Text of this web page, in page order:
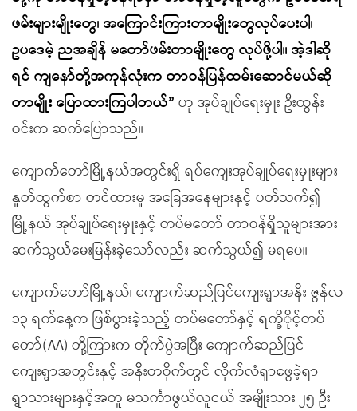
ဖမ်းများမျိုးတွေ၊ အကြောင်းကြားတာမျိုးတွေလုပ်ပေးပါ၊
ဥပဒေမဲ့ ညအချိန် မတော်ဖမ်းတာမျိုးတွေ လုပ်ဖို့ပါ။ အဲ့ဒါဆို
ရင် ကျနော်တို့အကုန်လုံးက တာဝန်ပြန်ထမ်းဆောင်မယ်ဆို
တာမျိုး ပြောထားကြပါတယ်” ဟု အုပ်ချုပ်ရေးမှူး ဦးထွန်း
ဝင်းက ဆက်ပြောသည်။
ကျောက်တော်မြို့နယ်အတွင်းရှိ ရပ်ကျေးအုပ်ချုပ်ရေးမှူးများ
နှုတ်ထွက်စာ တင်ထားမှု အခြေအနေများနှင့် ပတ်သက်၍
မြို့နယ် အုပ်ချုပ်ရေးမှူးနှင့် တပ်မတော် တာဝန်ရှိသူများအား
ဆက်သွယ်မေးမြန်းခဲ့သော်လည်း ဆက်သွယ်၍ မရပေ။
ကျောက်တော်မြို့နယ်၊ ကျောက်ဆည်ပြင်ကျေးရွာအနီး ဇွန်လ
၁၃ ရက်နေ့က ဖြစ်ပွားခဲ့သည့် တပ်မတော်နှင့် ရက္ခိိုင့်တပ်
တော်(AA) တို့ကြားက တိုက်ပွဲအပြီး ကျောက်ဆည်ပြင်
ကျေးရွာအတွင်းနှင့် အနီးတဝိုက်တွင် လိုက်လံရှာဖွေခဲ့ရာ
ရွာသားများနှင့်အတူ မသင်္ကာဖွယ်လူငယ် အမျိုးသား ၂၅ ဦး